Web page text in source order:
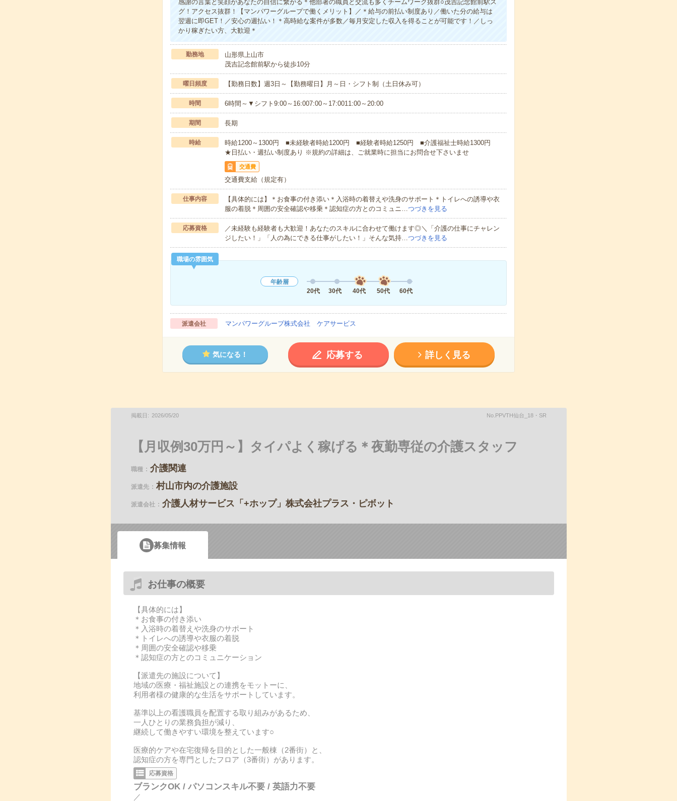
感謝の言葉と笑顔があなたの自信に繋がる＊他部署の職員と交流も多くチームワーク抜群○茂吉記念館前駅ス
グ！アクセス抜群！【マンパワーグループで働くメリット】／＊給与の前払い制度あり／働いた分の給与は
翌週に即GET！／安心の週払い！＊高時給な案件が多数／毎月安定した収入を得ることが可能です！／しっ
かり稼ぎたい方、大歓迎＊
勤務地
山形県上山市
茂吉記念館前駅から徒歩10分
曜日頻度 【勤務日数】週3日～【勤務曜日】月～日・シフト制（土日休み可）
時間 6時間～▼シフト9:00～16:007:00～17:0011:00～20:00
期間 長期
時給
時給1200～1300円 ■未経験者時給1200円 ■経験者時給1250円 ■介護福祉士時給1300円
★日払い・週払い制度あり ※規約の詳細は、ご就業時に担当にお問合せ下さいませ
交通費
交通費支給（規定有）
仕事内容
【具体的には】＊お食事の付き添い＊入浴時の着替えや洗身のサポート＊トイレへの誘導や衣
服の着脱＊周囲の安全確認や移乗＊認知症の方とのコミュニ…つづきを見る
応募資格
／未経験も経験者も大歓迎！あなたのスキルに合わせて働けます◎＼「介護の仕事にチャレン
ジしたい！」「人の為にできる仕事がしたい！」そんな気持…つづきを見る
職場の雰囲気
年齢層
20代
30代 40代 50代 60代
派遣会社 マンパワーグループ株式会社 ケアサービス
気になる！ 応募する 詳しく見る
掲載日 2026/05/20 No.PPVTH仙台_18・SR
【月収例30万円～】タイパよく稼げる＊夜勤専従の介護スタッフ
職種 介護関連
派遣先 村山市内の介護施設
派遣会社 介護人材サービス「+ホップ」株式会社プラス・ピボット
募集情報
お仕事の概要
【具体的には】
＊お食事の付き添い
＊入浴時の着替えや洗身のサポート
＊トイレへの誘導や衣服の着脱
＊周囲の安全確認や移乗
＊認知症の方とのコミュニケーション
【派遣先の施設について】
地域の医療・福祉施設との連携をモットーに、
利用者様の健康的な生活をサポートしています。
基準以上の看護職員を配置する取り組みがあるため、
一人ひとりの業務負担が減り、
継続して働きやすい環境を整えています○
医療的ケアや在宅復帰を目的とした一般棟（2番街）と、
認知症の方を専門としたフロア（3番街）があります。
応募資格
ブランクOK / パソコンスキル不要 / 英語力不要
／